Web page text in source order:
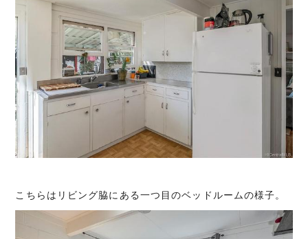
こちらはリビング脇にある一つ目のベッドルームの様子。